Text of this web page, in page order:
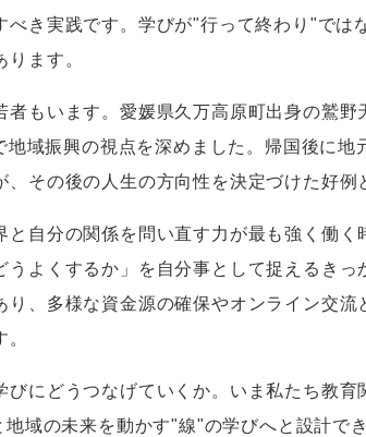
べき実践です。学びが"行って終わり"では
ます。
もいます。愛媛県久万高原町出身の鷲野
域振興の視点を深めました。帰国後に地
その後の人生の方向性を決定づけた好例
自分の関係を問い直す力が最も強く働く
よくするか」を自分事として捉えるき
、多様な資金源の確保やオンライン交
にどうつなげていくか。いま私たち教育
域の未来を動かす"線"の学びへと設計で